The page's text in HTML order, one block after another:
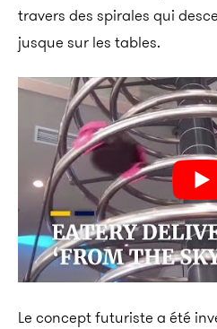
travers des spirales qui
jusque sur les tables.
Le concept futuriste a été